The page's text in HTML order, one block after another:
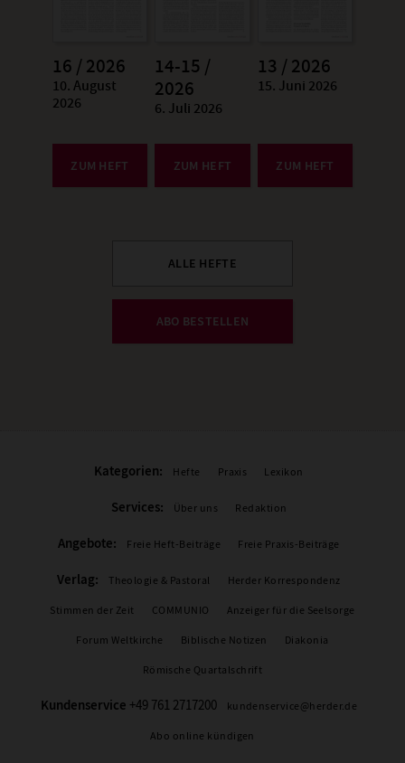
16 / 2026
:
10. August
2026
ZUM HEFT
14-15 /
2026
:
6. Juli 2026
ZUM HEFT
13 / 2026
:
15. Juni 2026
ZUM HEFT
ALLE HEFTE
ABO BESTELLEN
Kategorien: Hefte Praxis Lexikon
Services: Über uns Redaktion
Angebote: Freie Heft-Beiträge Freie Praxis-Beiträge
Verlag: Theologie & Pastoral Herder Korrespondenz
Stimmen der Zeit COMMUNIO Anzeiger für die Seelsorge
Forum Weltkirche Biblische Notizen Diakonia
Römische Quartalschrift
Kundenservice +49 761 2717200 kundenservice@herder.de
Abo online kündigen